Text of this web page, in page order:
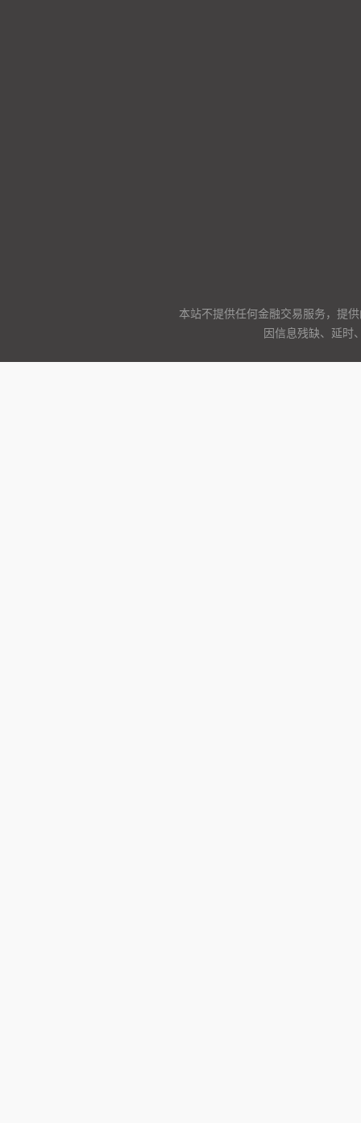
本站不提供任何金融交易服务，提
因信息残缺、延时